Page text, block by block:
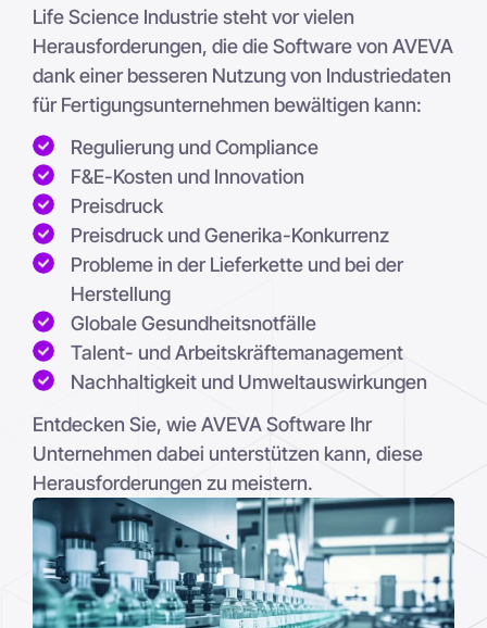
Life Science Industrie steht vor vielen
Herausforderungen, die die Software von AVEVA
dank einer besseren Nutzung von Industriedaten
für Fertigungsunternehmen bewältigen kann:
Regulierung und Compliance
F&E-Kosten und Innovation
Preisdruck
Preisdruck und Generika-Konkurrenz
Probleme in der Lieferkette und bei der
Herstellung
Globale Gesundheitsnotfälle
Talent- und Arbeitskräftemanagement
Nachhaltigkeit und Umweltauswirkungen
Entdecken Sie, wie AVEVA Software Ihr
Unternehmen dabei unterstützen kann, diese
Herausforderungen zu meistern.